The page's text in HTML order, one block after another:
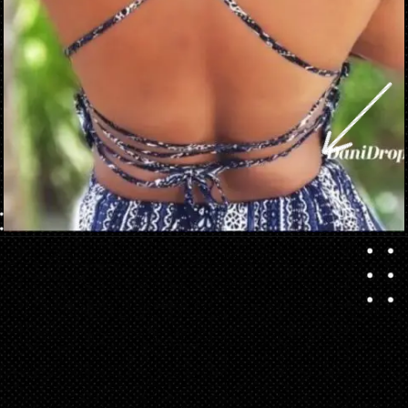
Opening